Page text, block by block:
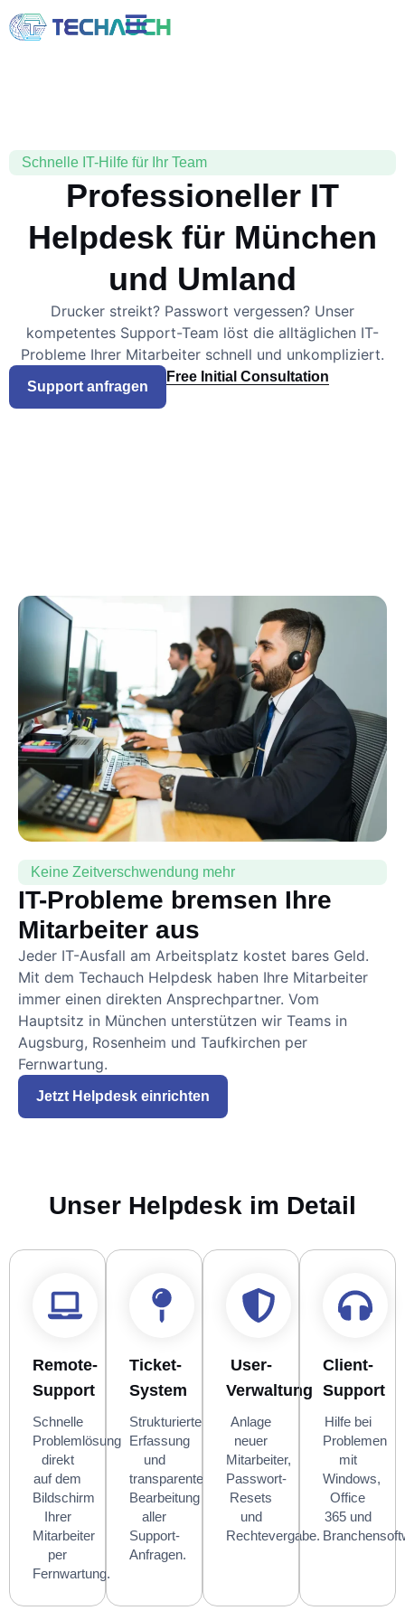
Schnelle IT-Hilfe für Ihr Team
Professioneller IT
Helpdesk für München
und Umland
Drucker streikt? Passwort vergessen? Unser
kompetentes Support-Team löst die alltäglichen IT-
Probleme Ihrer Mitarbeiter schnell und unkompliziert.
Support anfragen
Free Initial Consultation
Keine Zeitverschwendung mehr
IT-Probleme bremsen Ihre
Mitarbeiter aus
Jeder IT-Ausfall am Arbeitsplatz kostet bares Geld.
Mit dem Techauch Helpdesk haben Ihre Mitarbeiter
immer einen direkten Ansprechpartner. Vom
Hauptsitz in München unterstützen wir Teams in
Augsburg, Rosenheim und Taufkirchen per
Fernwartung.
Jetzt Helpdesk einrichten
Unser Helpdesk im Detail
Remote-
Support
Schnelle
Problemlösung
direkt
auf dem
Bildschirm
Ihrer
Mitarbeiter
per
Fernwartung.
Ticket-
System
Strukturierte
Erfassung
und
transparente
Bearbeitung
aller
Support-
Anfragen.
User-
Verwaltung
Anlage
neuer
Mitarbeiter,
Passwort-
Resets
und
Rechtevergabe.
Client-
Support
Hilfe bei
Problemen
mit
Windows,
Office
365 und